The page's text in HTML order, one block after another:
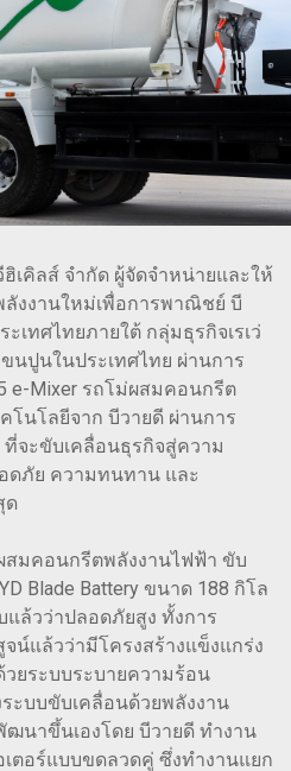
ฮิเคิลส์ จำกัด ผู้จัดจําหน่ายและให้
งงานใหม่เพื่อการพาณิชย์ บี
เทศไทยภายใต้ กลุ่มธุรกิจเรเว่
นปูนในประเทศไทย ผ่านการ
e-Mixer รถโม่ผสมคอนกรีต
นโลยีจาก บีวายดี ผ่านการ
จะขับเคลื่อนธุรกิจสู่ความ
ดภัย ความทนทาน และ
ด
สมคอนกรีตพลังงานไฟฟ้า ขับ
Blade Battery ขนาด 188 กิโล
ล้วว่าปลอดภัยสูง ทั้งการ
น์แล้วว่ามีโครงสร้างแข็งแกร่ง
ยระบบระบายความร้อน
ะบบขับเคลื่อนด้วยพลังงาน
นาขึ้นเองโดย บีวายดี ทำงาน
ตอร์แบบขดลวดคู่ ซึ่งทำงานแยก